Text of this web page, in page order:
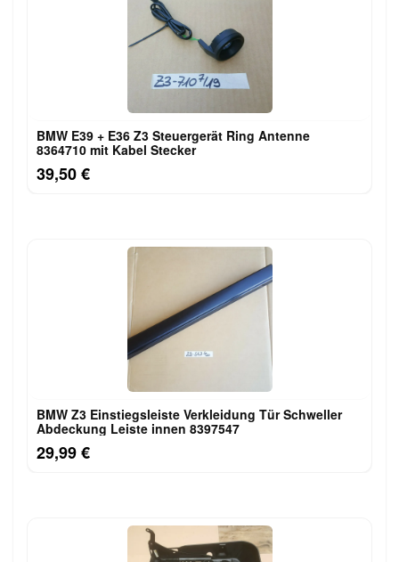
BMW E39 + E36 Z3 Steuergerät Ring Antenne
8364710 mit Kabel Stecker
39,50 €
BMW Z3 Einstiegsleiste Verkleidung Tür Schweller
Abdeckung Leiste innen 8397547
29,99 €